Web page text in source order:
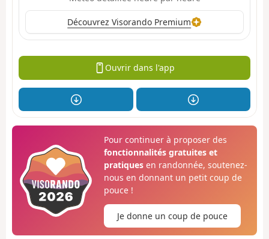
Découvrez Visorando Premium
Ouvrir dans l'app
Pour continuer à proposer des
fonctionnalités gratuites et
pratiquesen randonnée, soutenez-
nous en donnant un petit coup de
pouce !
Je donne un coup de pouce